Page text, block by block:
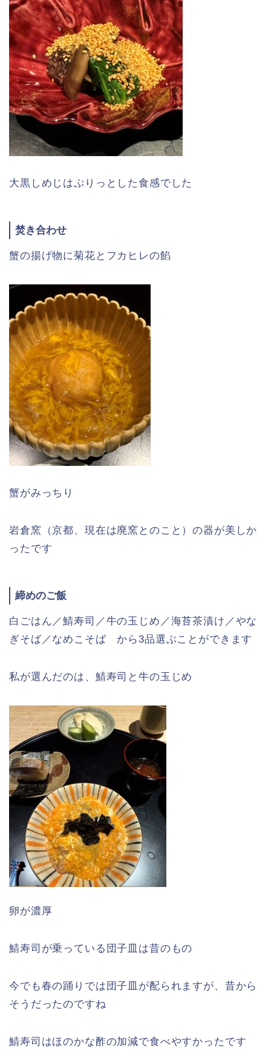
大黒しめじはぷりっとした食感でした
焚き合わせ
蟹の揚げ物に菊花とフカヒレの餡
蟹がみっちり
岩倉窯（京都、現在は廃窯とのこと）の器が美しか
ったです
締めのご飯
白ごはん／鯖寿司／牛の玉じめ／海苔茶漬け／やな
ぎそば／なめこそば から3品選ぶことができます
私が選んだのは、鯖寿司と牛の玉じめ
卵が濃厚
鯖寿司が乗っている団子皿は昔のもの
今でも春の踊りでは団子皿が配られますが、昔から
そうだったのですね
鯖寿司はほのかな酢の加減で食べやすかったです